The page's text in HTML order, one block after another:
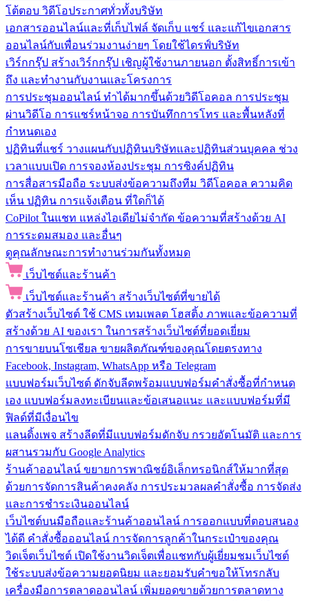
โต้ตอบ วิดีโอประกาศทั่วทั้งบริษัท
เอกสารออนไลน์และที่เก็บไฟล์ จัดเก็บ แชร์ และแก้ไขเอกสาร
ออนไลน์กับเพื่อนร่วมงานง่ายๆ โดยใช้ไดรฟ์บริษัท
เวิร์กกรุ๊ป สร้างเวิร์กกรุ๊ป เชิญผู้ใช้งานภายนอก ตั้งสิทธิ์การเข้า
ถึง และทำงานกับงานและโครงการ
การประชุมออนไลน์ ทำได้มากขึ้นด้วยวิดีโอคอล การประชุม
ผ่านวิดีโอ การแชร์หน้าจอ การบันทึกการโทร และพื้นหลังที่
กำหนดเอง
ปฏิทินที่แชร์ วางแผนกับปฏิทินบริษัทและปฏิทินส่วนบุคคล ช่วง
เวลาแบบเปิด การจองห้องประชุม การซิงค์ปฏิทิน
การสื่อสารมือถือ ระบบส่งข้อความถึงทีม วิดีโอคอล ความคิด
เห็น ปฏิทิน การแจ้งเตือน ที่ใดก็ได้
CoPilot ในแชท แหล่งไอเดียไม่จำกัด ข้อความที่สร้างด้วย AI
การระดมสมอง และอื่นๆ
ดูคุณลักษณะการทำงานร่วมกันทั้งหมด
เว็บไซต์และร้านค้า
เว็บไซต์และร้านค้า สร้างเว็บไซต์ที่ขายได้
ตัวสร้างเว็บไซต์ ใช้ CMS เทมเพลต โฮสติ้ง ภาพและข้อความที่
สร้างด้วย AI ของเรา ในการสร้างเว็บไซต์ที่ยอดเยี่ยม
การขายบนโซเชียล ขายผลิตภัณฑ์ของคุณโดยตรงทาง
Facebook, Instagram, WhatsApp หรือ Telegram
แบบฟอร์มเว็บไซต์ ดักจับลีดพร้อมแบบฟอร์มคำสั่งซื้อที่กำหนด
เอง แบบฟอร์มลงทะเบียนและข้อเสนอแนะ และแบบฟอร์มที่มี
ฟิลด์ที่มีเงื่อนไข
แลนดิ้งเพจ สร้างลีดที่มีแบบฟอร์มดักจับ กรวยอัตโนมัติ และการ
ผสานรวมกับ Google Analytics
ร้านค้าออนไลน์ ขยายการพาณิชย์อิเล็กทรอนิกส์ให้มากที่สุด
ด้วยการจัดการสินค้าคงคลัง การประมวลผลคำสั่งซื้อ การจัดส่ง
และการชำระเงินออนไลน์
เว็บไซต์บนมือถือและร้านค้าออนไลน์ การออกแบบที่ตอบสนอง
ได้ดี คำสั่งซื้อออนไลน์ การจัดการลูกค้าในกระเป๋าของคุณ
วิดเจ็ตเว็บไซต์ เปิดใช้งานวิดเจ็ตเพื่อแชทกับผู้เยี่ยมชมเว็บไซต์
ใช้ระบบส่งข้อความยอดนิยม และยอมรับคำขอให้โทรกลับ
เครื่องมือการตลาดออนไลน์ เพิ่มยอดขายด้วยการตลาดทาง